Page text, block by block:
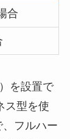
合
を設置で
ス型を使
フルハー